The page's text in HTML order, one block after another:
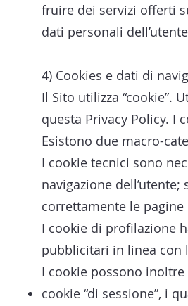
fruire dei servizi offerti
dati personali
4) Cookies e dati di
Il Sito utilizza “cookie”.
questa Privacy Policy. I
Esistono due macro-
I cookie tecnici sono
navigazione
correttamente le
I cookie di profilazione
pubblicitari in linea con
I cookie possono
cookie “di sessione”, i